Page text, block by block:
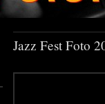
Jazz Fest Foto